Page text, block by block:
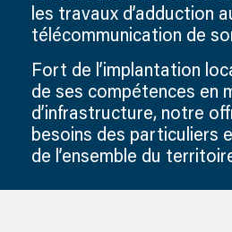
les travaux d’adduction
télécommunication de
Fort de l’implantation
de ses compétences en
d’infrastructure, notre
besoins des particuliers
de l’ensemble du